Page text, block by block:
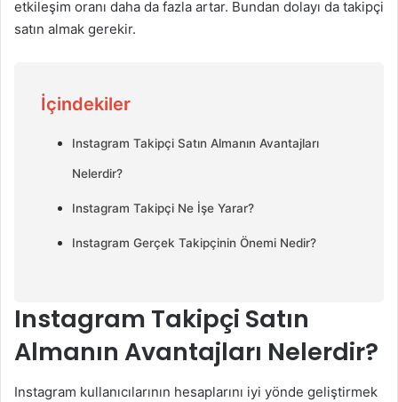
etkileşim oranı daha da fazla artar. Bundan dolayı da takipçi
satın almak gerekir.
İçindekiler
Instagram Takipçi Satın Almanın Avantajları
Nelerdir?
Instagram Takipçi Ne İşe Yarar?
Instagram Gerçek Takipçinin Önemi Nedir?
Instagram Takipçi Satın
Almanın Avantajları Nelerdir?
Instagram kullanıcılarının hesaplarını iyi yönde geliştirmek